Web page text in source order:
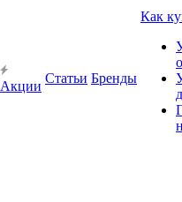
Акции
Статьи Бренды
Как